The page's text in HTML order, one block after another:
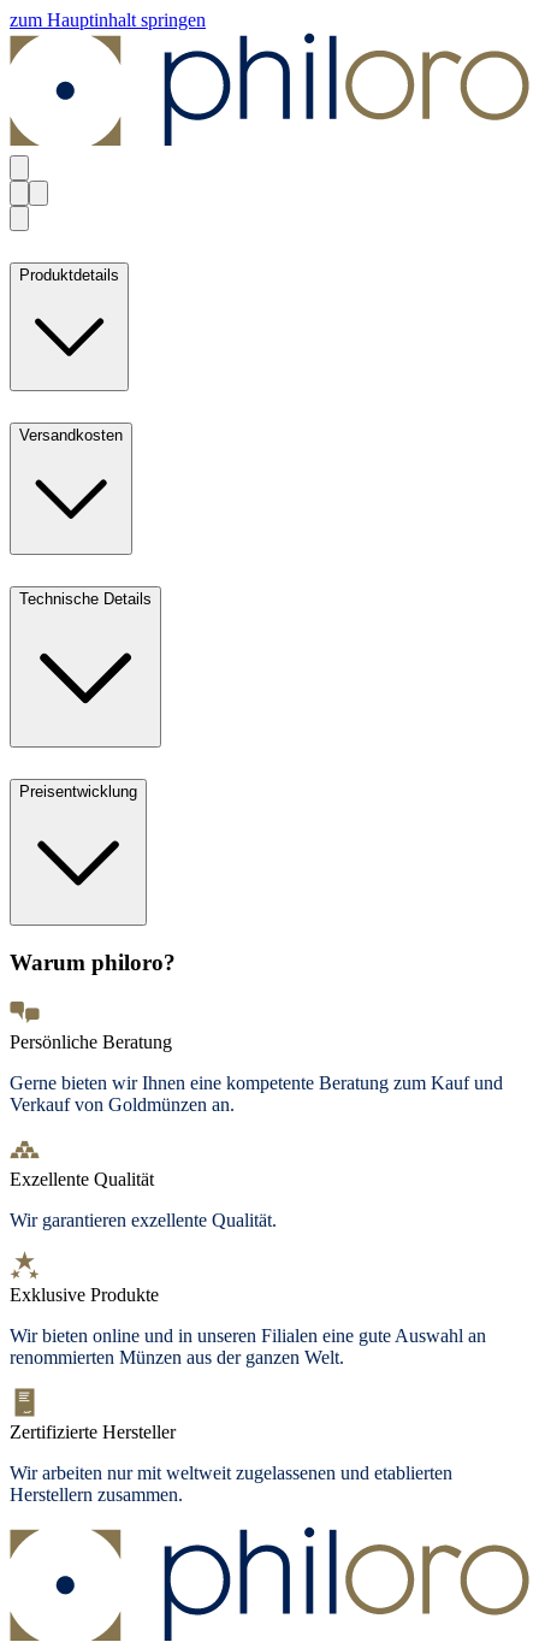
zum Hauptinhalt springen
Produktdetails
Versandkosten
Technische Details
Preisentwicklung
Warum philoro?
Persönliche Beratung
Gerne bieten wir Ihnen eine kompetente Beratung zum Kauf und
Verkauf von Goldmünzen an.
Exzellente Qualität
Wir garantieren exzellente Qualität.
Exklusive Produkte
Wir bieten online und in unseren Filialen eine gute Auswahl an
renommierten Münzen aus der ganzen Welt.
Zertifizierte Hersteller
Wir arbeiten nur mit weltweit zugelassenen und etablierten
Herstellern zusammen.